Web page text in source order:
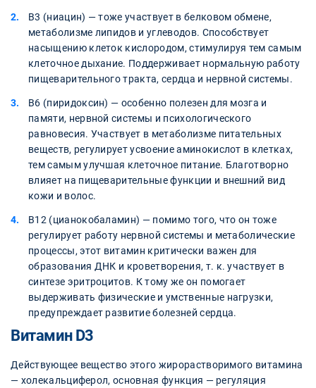
В3 (ниацин) — тоже участвует в белковом обмене,
метаболизме липидов и углеводов. Способствует
насыщению клеток кислородом, стимулируя тем самым
клеточное дыхание. Поддерживает нормальную работу
пищеварительного тракта, сердца и нервной системы.
В6 (пиридоксин) — особенно полезен для мозга и
памяти, нервной системы и психологического
равновесия. Участвует в метаболизме питательных
веществ, регулирует усвоение аминокислот в клетках,
тем самым улучшая клеточное питание. Благотворно
влияет на пищеварительные функции и внешний вид
кожи и волос.
В12 (цианокобаламин) — помимо того, что он тоже
регулирует работу нервной системы и метаболические
процессы, этот витамин критически важен для
образования ДНК и кроветворения, т. к. участвует в
синтезе эритроцитов. К тому же он помогает
выдерживать физические и умственные нагрузки,
предупреждает развитие болезней сердца.
Витамин D3
Действующее вещество этого жирорастворимого витамина
— холекальциферол, основная функция — регуляция